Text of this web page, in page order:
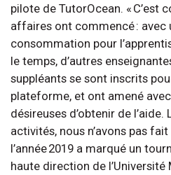
pilote de TutorOcean. « C’est
affaires ont commencé : avec
consommation pour
le temps, d’autres
suppléants se sont inscrits
plateforme, et ont amené
désireuses d’obtenir de
activités, nous n’avons pas
l’année 2019 a marqué un
haute direction de l’Université